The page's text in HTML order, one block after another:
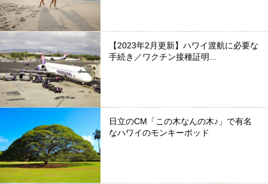
【2023年2月更新】ハワイ渡航に必要な
手続き／ワクチン接種証明...
日立のCM「この木なんの木♪」で有名
なハワイのモンキーポッド